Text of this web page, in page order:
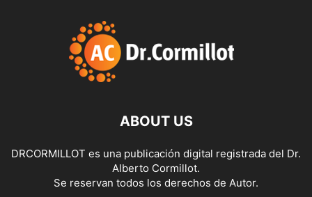
ABOUT US
DRCORMILLOT es una publicación digital registrada del Dr.
Alberto Cormillot.
Se reservan todos los derechos de Autor.